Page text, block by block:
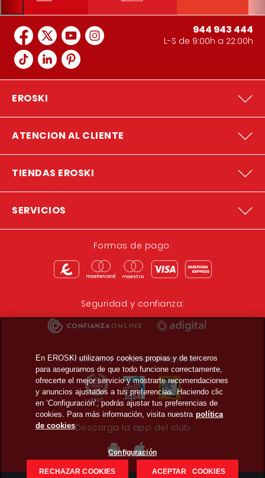
944 943 444
L-S de 9:00h a 22:00h
EROSKI
ATENCION AL CLIENTE
TIENDAS EROSKI
SERVICIOS
Formas de pago:
Seguridad y confianza:
Premios y reconocimientos:
Descarga la app del club
En EROSKI utilizamos cookies propias y de terceros
para asegurarnos de que todo funcione correctamente,
ofrecerte el mejor servicio y mostrarte recomendaciones
y anuncios ajustados a tus preferencias. Haciendo clic
en ‘Configuración’, podrás ajustar tus preferencias de
cookies. Para más información, visita nuestra política
de cookies
Configuración
RECHAZAR COOKIES ACEPTAR COOKIES